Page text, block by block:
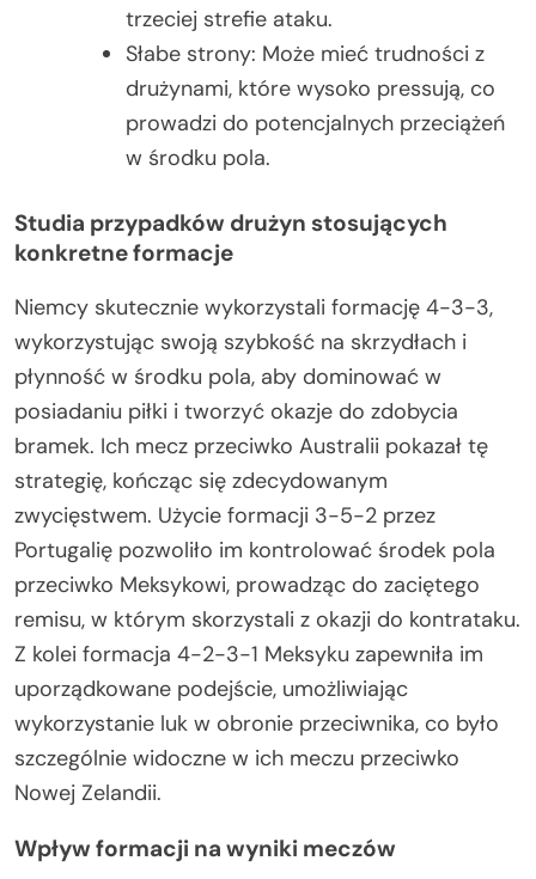
trzeciej strefie ataku.
Słabe strony: Może mieć trudności z
drużynami, które wysoko pressują, co
prowadzi do potencjalnych przeciążeń
w środku pola.
Studia przypadków drużyn stosujących
konkretne formacje
Niemcy skutecznie wykorzystali formację 4-3-3,
wykorzystując swoją szybkość na skrzydłach i
płynność w środku pola, aby dominować w
posiadaniu piłki i tworzyć okazje do zdobycia
bramek. Ich mecz przeciwko Australii pokazał tę
strategię, kończąc się zdecydowanym
zwycięstwem. Użycie formacji 3-5-2 przez
Portugalię pozwoliło im kontrolować środek pola
przeciwko Meksykowi, prowadząc do zaciętego
remisu, w którym skorzystali z okazji do kontrataku.
Z kolei formacja 4-2-3-1 Meksyku zapewniła im
uporządkowane podejście, umożliwiając
wykorzystanie luk w obronie przeciwnika, co było
szczególnie widoczne w ich meczu przeciwko
Nowej Zelandii.
Wpływ formacji na wyniki meczów